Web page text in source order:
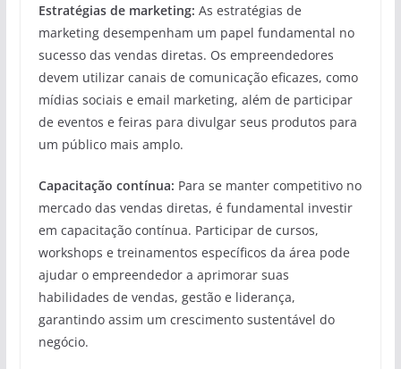
Estratégias de marketing: As estratégias de
marketing desempenham um papel fundamental no
sucesso das vendas diretas. Os empreendedores
devem utilizar canais de comunicação eficazes, como
mídias sociais e email marketing, além de participar
de eventos e feiras para divulgar seus produtos para
um público mais amplo.
Capacitação contínua: Para se manter competitivo no
mercado das vendas diretas, é fundamental investir
em capacitação contínua. Participar de cursos,
workshops e treinamentos específicos da área pode
ajudar o empreendedor a aprimorar suas
habilidades de vendas, gestão e liderança,
garantindo assim um crescimento sustentável do
negócio.